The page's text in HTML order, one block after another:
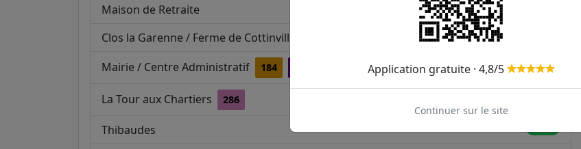
Maison de Retraite
Clos la Garenne / Ferme de Cottinville
Mairie / Centre Administratif 184 396 377m
La Tour aux Chartiers 286
Thibaudes
Application gratuite · 4,8/5
Continuer sur le site